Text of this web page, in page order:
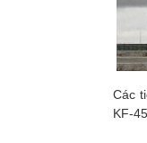
Các
KF-